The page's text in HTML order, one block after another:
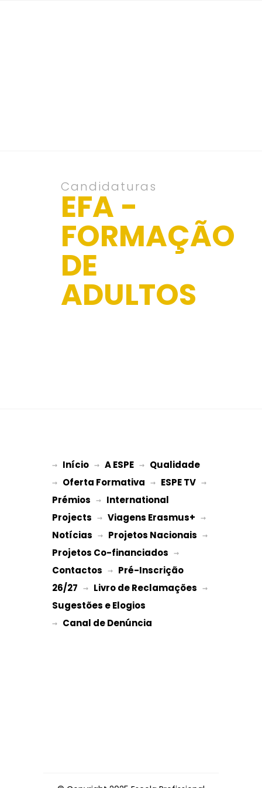
Candidaturas
EFA -
FORMAÇÃO
DE
ADULTOS
→ Início → A ESPE → Qualidade
→ Oferta Formativa → ESPE TV
Prémios → International
Projects → Viagens Erasmus+
Notícias → Projetos Nacionais
Projetos Co-financiados
Contactos → Pré-Inscrição
26/27 → Livro de Reclamações
Sugestões e Elogios
→